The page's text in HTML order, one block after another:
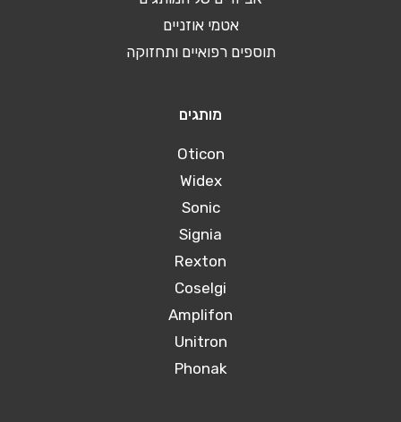
אטמי אוזניים
תוספים רפואיים ותחזוקה
מותגים
Oticon
Widex
Sonic
Signia
Rexton
Coselgi
Amplifon
Unitron
Phonak